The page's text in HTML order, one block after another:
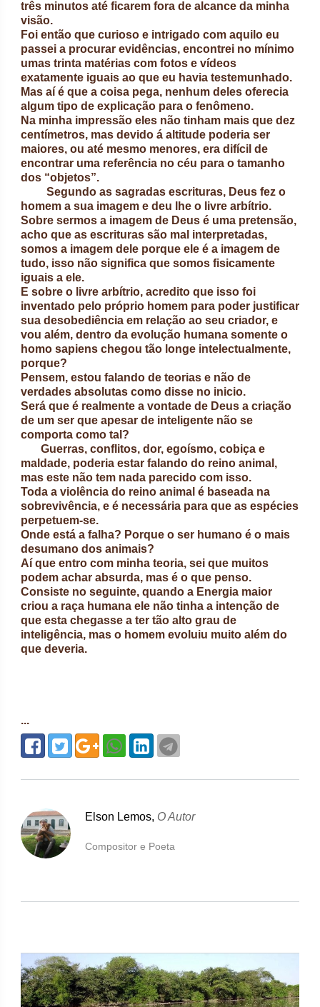
três minutos até ficarem fora de alcance da minha
visão.
Foi então que curioso e intrigado com aquilo eu
passei a procurar evidências, encontrei no mínimo
umas trinta matérias com fotos e vídeos
exatamente iguais ao que eu havia testemunhado.
Mas aí é que a coisa pega, nenhum deles oferecia
algum tipo de explicação para o fenômeno.
Na minha impressão eles não tinham mais que dez
centímetros, mas devido á altitude poderia ser
maiores, ou até mesmo menores, era difícil de
encontrar uma referência no céu para o tamanho
dos “objetos”.
Segundo as sagradas escrituras, Deus fez o
homem a sua imagem e deu lhe o livre arbítrio.
Sobre sermos a imagem de Deus é uma pretensão,
acho que as escrituras são mal interpretadas,
somos a imagem dele porque ele é a imagem de
tudo, isso não significa que somos fisicamente
iguais a ele.
E sobre o livre arbítrio, acredito que isso foi
inventado pelo próprio homem para poder justificar
sua desobediência em relação ao seu criador, e
vou além, dentro da evolução humana somente o
homo sapiens chegou tão longe intelectualmente,
porque?
Pensem, estou falando de teorias e não de
verdades absolutas como disse no inicio.
Será que é realmente a vontade de Deus a criação
de um ser que apesar de inteligente não se
comporta como tal?
Guerras, conflitos, dor, egoísmo, cobiça e
maldade, poderia estar falando do reino animal,
mas este não tem nada parecido com isso.
Toda a violência do reino animal é baseada na
sobrevivência, e é necessária para que as espécies
perpetuem-se.
Onde está a falha? Porque o ser humano é o mais
desumano dos animais?
Aí que entro com minha teoria, sei que muitos
podem achar absurda, mas é o que penso.
Consiste no seguinte, quando a Energia maior
criou a raça humana ele não tinha a intenção de
que esta chegasse a ter tão alto grau de
inteligência, mas o homem evoluiu muito além do
que deveria.
...
Elson Lemos, O Autor
Compositor e Poeta